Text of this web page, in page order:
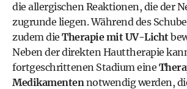
die allergischen Reaktionen, die der
zugrunde liegen. Während des
zudem die Therapie mit UV-Licht
Neben der direkten Hauttherapie
fortgeschrittenen Stadium eine
Medikamentennotwendig werden,